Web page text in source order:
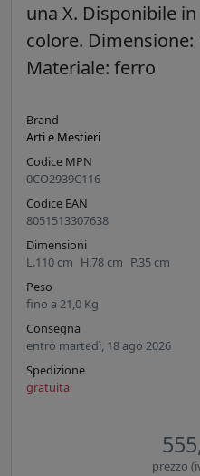
una X. Disponibile
colore. Dimensione:
Materiale: ferro
Brand
Arti e Mestieri
Codice MPN
0CO2939C116
Codice EAN
8051513307638
Dimensioni
L.110 cm H.78 cm P.35 cm
Peso
fino a 21,0 Kg
Consegna
entro martedì, 18 ago 2026
Spedizione
gratuita
prezzo